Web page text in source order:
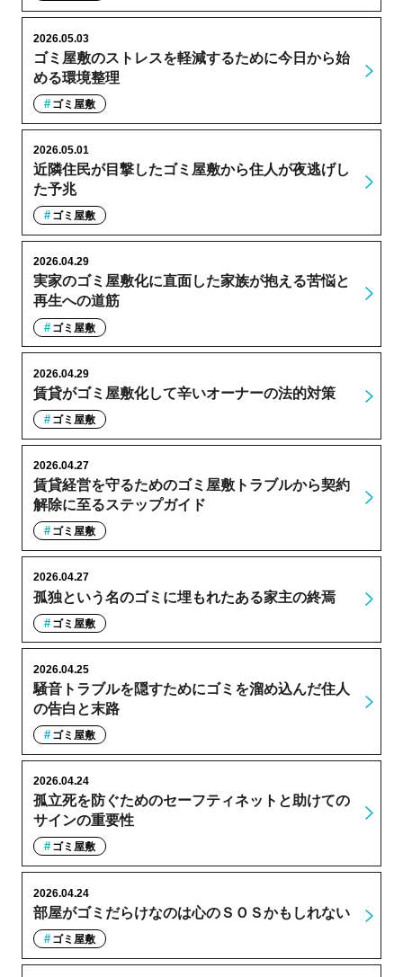
ゴミ屋敷のストレスを軽減するために今日から始
める環境整理
2026.05.03
ゴミ屋敷
近隣住民が目撃したゴミ屋敷から住人が夜逃げし
た予兆
2026.05.01
ゴミ屋敷
実家のゴミ屋敷化に直面した家族が抱える苦悩と
再生への道筋
2026.04.29
ゴミ屋敷
賃貸がゴミ屋敷化して辛いオーナーの法的対策
2026.04.29
ゴミ屋敷
賃貸経営を守るためのゴミ屋敷トラブルから契約
解除に至るステップガイド
2026.04.27
ゴミ屋敷
孤独という名のゴミに埋もれたある家主の終焉
2026.04.27
ゴミ屋敷
騒音トラブルを隠すためにゴミを溜め込んだ住人
の告白と末路
2026.04.25
ゴミ屋敷
孤立死を防ぐためのセーフティネットと助けての
サインの重要性
2026.04.24
ゴミ屋敷
部屋がゴミだらけなのは心のＳＯＳかもしれない
2026.04.24
ゴミ屋敷